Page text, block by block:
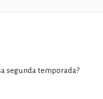
segunda temporada?